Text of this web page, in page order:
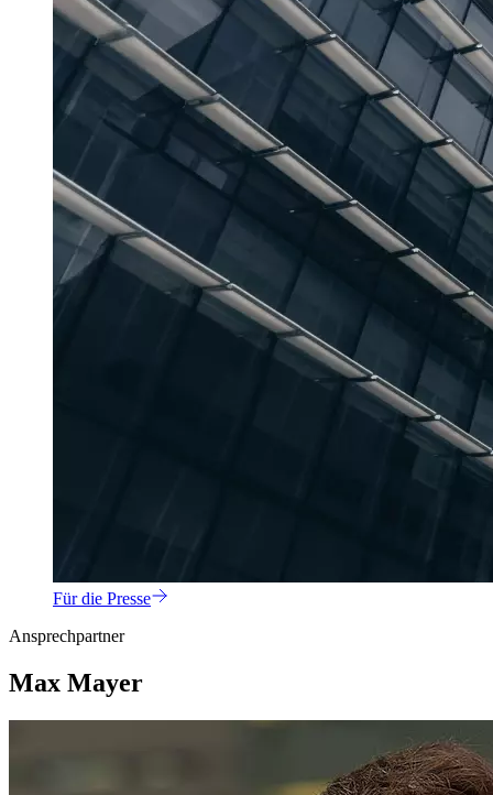
Für die Presse
Ansprechpartner
Max Mayer